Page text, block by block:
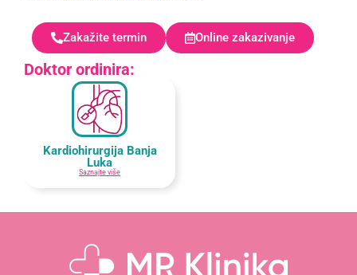
Zakažite termin Online zakazivanje
Doktor ordinira:
Kardiohirurgija Banja
Luka
Saznajte više